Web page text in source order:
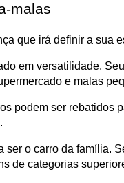
malas
que irá definir a sua
em versatilidade.
e malas
podem ser rebatidos
ser o carro da família.
de categorias